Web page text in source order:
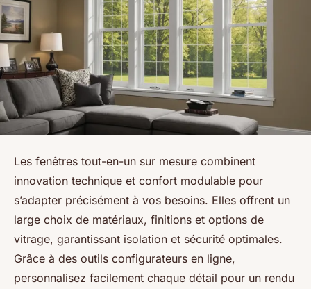
Les fenêtres tout-en-un sur mesure combinent
innovation technique et confort modulable pour
s’adapter précisément à vos besoins. Elles offrent un
large choix de matériaux, finitions et options de
vitrage, garantissant isolation et sécurité optimales.
Grâce à des outils configurateurs en ligne,
personnalisez facilement chaque détail pour un rendu